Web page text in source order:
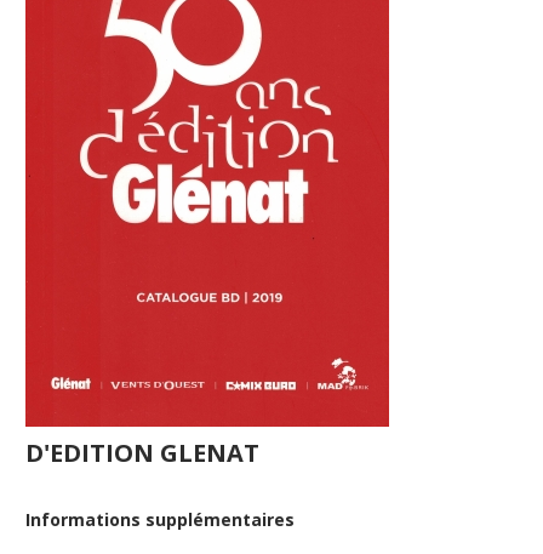
D'EDITION GLENAT
Informations supplémentaires